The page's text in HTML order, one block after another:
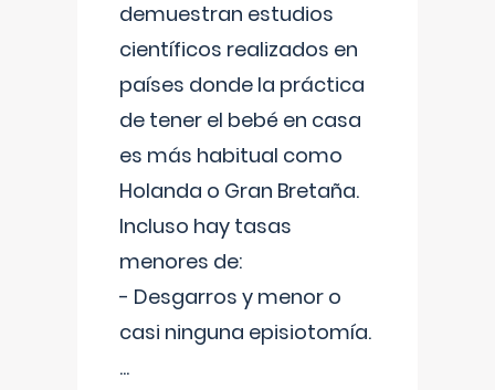
demuestran estudios
científicos realizados en
países donde la práctica
de tener el bebé en casa
es más habitual como
Holanda o Gran Bretaña.
Incluso hay tasas
menores de:
- Desgarros y menor o
casi ninguna episiotomía.
...